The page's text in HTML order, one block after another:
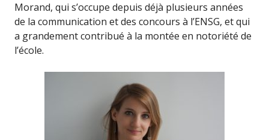
Morand, qui s’occupe depuis déjà plusieurs années
de la communication et des concours à l’ENSG, et qui
a grandement contribué à la montée en notoriété de
l’école.